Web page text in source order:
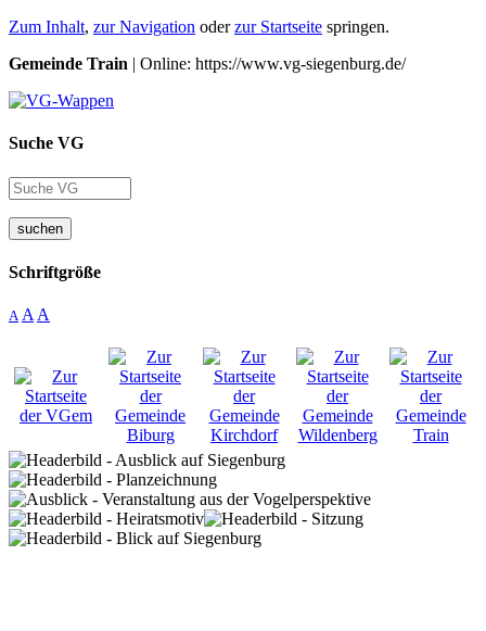
Zum Inhalt, zur Navigation oderzur Startseite springen.
Gemeinde Train | Online: https://www.vg-siegenburg.de/
Suche VG
suchen
Schriftgröße
A A A